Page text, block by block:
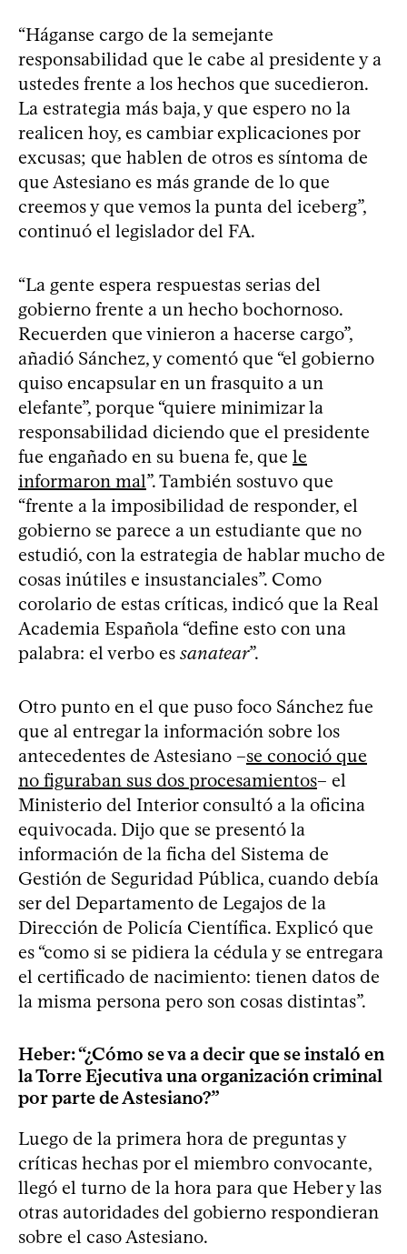
“Háganse cargo de la semejante
responsabilidad que le cabe al presidente y a
ustedes frente a los hechos que sucedieron.
La estrategia más baja, y que espero no la
realicen hoy, es cambiar explicaciones por
excusas; que hablen de otros es síntoma de
que Astesiano es más grande de lo que
creemos y que vemos la punta del iceberg”,
continuó el legislador del FA.
“La gente espera respuestas serias del
gobierno frente a un hecho bochornoso.
Recuerden que vinieron a hacerse cargo”,
añadió Sánchez, y comentó que “el gobierno
quiso encapsular en un frasquito a un
elefante”, porque “quiere minimizar la
responsabilidad diciendo que el presidente
fue engañado en su buena fe, que le
informaron mal”. También sostuvo que
“frente a la imposibilidad de responder, el
gobierno se parece a un estudiante que no
estudió, con la estrategia de hablar mucho de
cosas inútiles e insustanciales”. Como
corolario de estas críticas, indicó que la Real
Academia Española “define esto con una
palabra: el verbo es sanatear”.
Otro punto en el que puso foco Sánchez fue
que al entregar la información sobre los
antecedentes de Astesiano –se conoció que
no figuraban sus dos procesamientos– el
Ministerio del Interior consultó a la oficina
equivocada. Dijo que se presentó la
información de la ficha del Sistema de
Gestión de Seguridad Pública, cuando debía
ser del Departamento de Legajos de la
Dirección de Policía Científica. Explicó que
es “como si se pidiera la cédula y se entregara
el certificado de nacimiento: tienen datos de
la misma persona pero son cosas distintas”.
Heber: “¿Cómo se va a decir que se instaló en
la Torre Ejecutiva una organización criminal
por parte de Astesiano?”
Luego de la primera hora de preguntas y
críticas hechas por el miembro convocante,
llegó el turno de la hora para que Heber y las
otras autoridades del gobierno respondieran
sobre el caso Astesiano.